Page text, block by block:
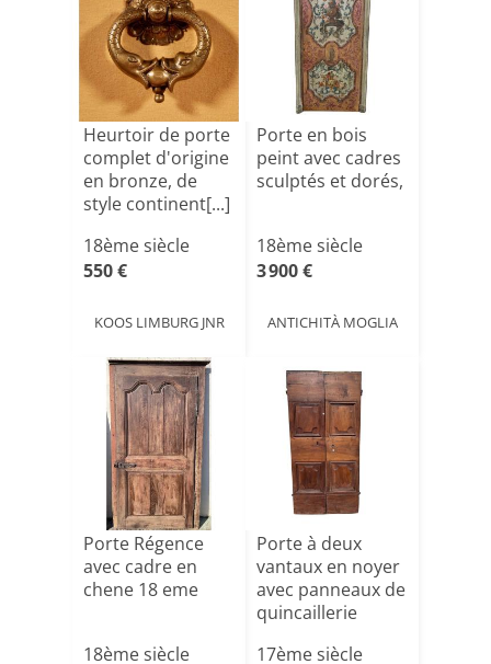
Heurtoir de porte
complet d'origine
en bronze, de
style continent[...]
18ème siècle
550 €
KOOS LIMBURG JNR
Porte en bois
peint avec cadres
sculptés et dorés,
18ème siècle
3 900 €
ANTICHITÀ MOGLIA
Porte Régence
avec cadre en
chene 18 eme
18ème siècle
Porte à deux
vantaux en noyer
avec panneaux de
quincaillerie
17ème siècle